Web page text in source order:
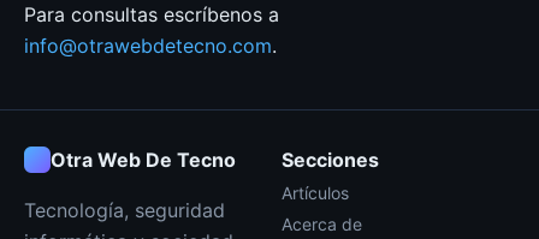
Para consultas escríbenos a
info@otrawebdetecno.com.
Otra Web De Tecno
Tecnología, seguridad
Secciones
Artículos
Acerca de